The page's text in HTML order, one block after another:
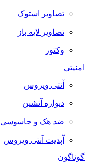
تصاویر استوک
تصاویر لایه باز
وکتور
امنیتی
آنتی ویروس
دیواره آتشین
ضد هک و جاسوسی
آپدیت آنتی ویروس
گوناگون